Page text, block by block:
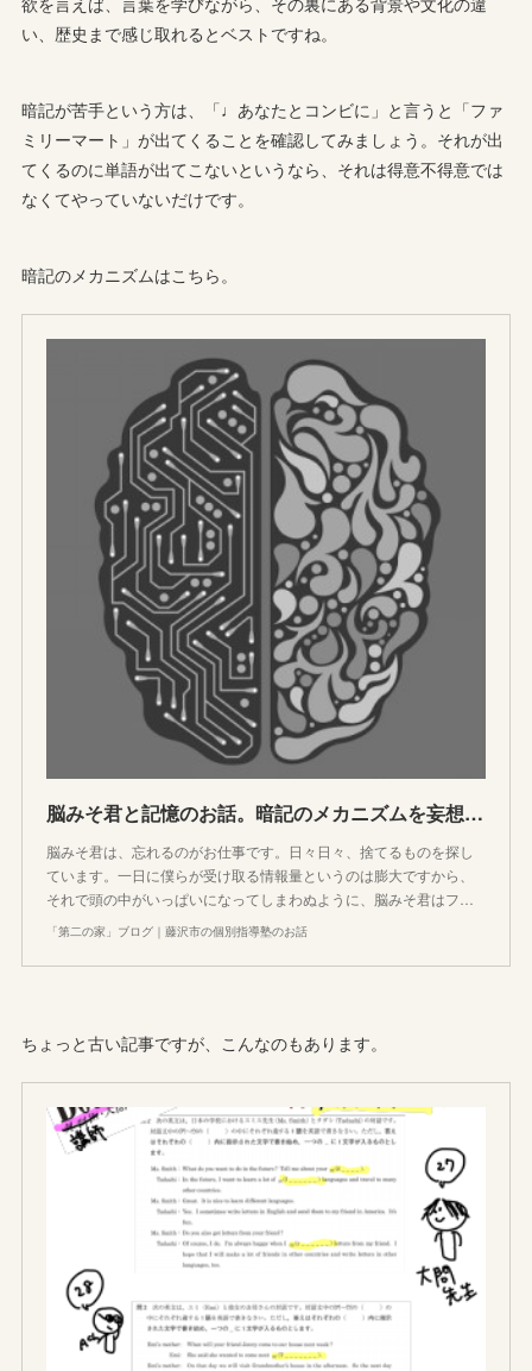
い、歴史まで感じ取れるとベストですね。
暗記が苦手という方は、「♩あなたとコンビに」と言うと「ファ
ミリーマート」が出てくることを確認してみましょう。それが出
てくるのに単語が出てこないというなら、それは得意不得意では
なくてやっていないだけです。
暗記のメカニズムはこちら。
脳みそ君と記憶のお話。暗記のメカニズムを妄想してみる
脳みそ君は、忘れるのがお仕事です。日々日々、捨てるものを探し
ています。一日に僕らが受け取る情報量というのは膨大ですから、
それで頭の中がいっぱいになってしまわぬように、脳みそ君はフ…
「第二の家」ブログ｜藤沢市の個別指導塾のお話
ちょっと古い記事ですが、こんなのもあります。